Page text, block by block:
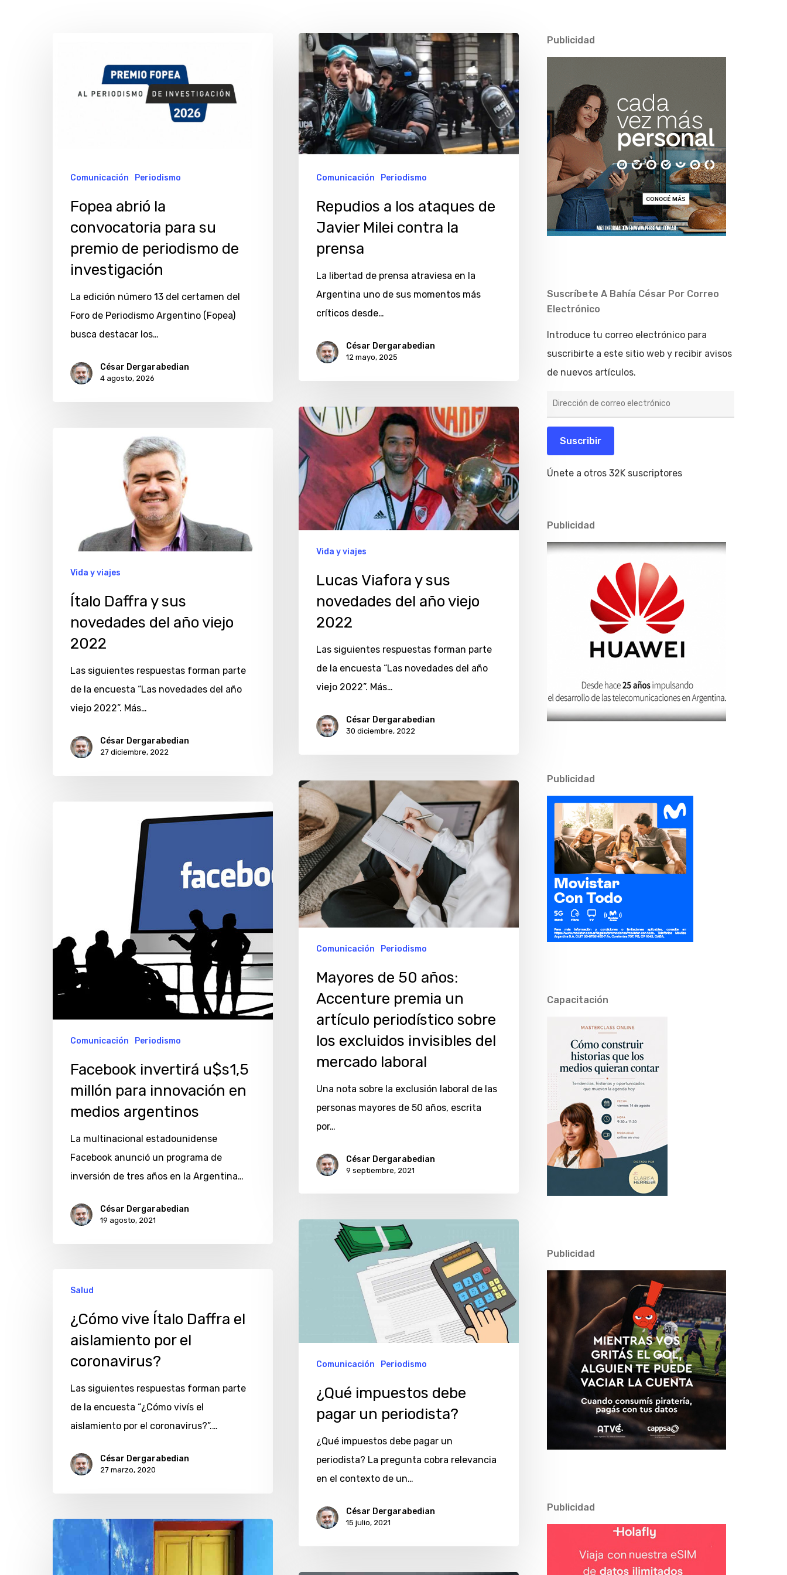
Hit enter to search or ESC to close
convocatoria
investigación
Comunicación Periodismo
Fopea abrió la
convocatoria para su
premio de periodismo de
investigación
La edición número 13 del certamen del
Foro de Periodismo Argentino (Fopea)
busca destacar los…
César Dergarabedian
4 agosto, 2026
Repudios
los
ataques
de
Javier
Milei
contra
prensa
Comunicación Periodismo
Repudios a los ataques de
Javier Milei contra la
prensa
La libertad de prensa atraviesa en la
Argentina uno de sus momentos más
críticos desde…
César Dergarabedian
12 mayo, 2025
Lucas
Viafora
y
sus
novedades
del
viejo
Vida y viajes
Lucas Viafora y sus
novedades del año viejo
2022
Las siguientes respuestas forman parte
de la encuesta “Las novedades del año
viejo 2022”. Más…
César Dergarabedian
30 diciembre, 2022
viejo
Vida y viajes
Ítalo Daffra y sus
novedades del año viejo
2022
Las siguientes respuestas forman parte
de la encuesta “Las novedades del año
viejo 2022”. Más…
César Dergarabedian
27 diciembre, 2022
Mayores
de
50
años:
Accenture
premia
un
artículo
excluidos
invisibles
laboral
Comunicación Periodismo
Mayores de 50 años:
Accenture premia un
artículo periodístico sobre
los excluidos invisibles del
mercado laboral
Una nota sobre la exclusión laboral de las
personas mayores de 50 años, escrita
por…
César Dergarabedian
9 septiembre, 2021
medios
argentinos
Comunicación Periodismo
Facebook invertirá u$s1,5
millón para innovación en
medios argentinos
La multinacional estadounidense
Facebook anunció un programa de
inversión de tres años en la Argentina…
César Dergarabedian
19 agosto, 2021
impuestos
Comunicación Periodismo
¿Qué impuestos debe
pagar un periodista?
¿Qué impuestos debe pagar un
periodista? La pregunta cobra relevancia
en el contexto de un…
César Dergarabedian
15 julio, 2021
coronavirus?
Salud
¿Cómo vive Ítalo Daffra el
aislamiento por el
coronavirus?
Las siguientes respuestas forman parte
de la encuesta “¿Cómo vivís el
aislamiento por el coronavirus?”.…
César Dergarabedian
27 marzo, 2020
Irina
Publicidad
Suscríbete A Bahía César Por Correo
Electrónico
Introduce tu correo electrónico para
suscribirte a este sitio web y recibir avisos
de nuevos artículos.
de
electrónico
Suscribir
Únete a otros 32K suscriptores
Publicidad
Publicidad
Capacitación
Publicidad
Publicidad